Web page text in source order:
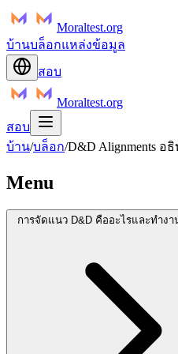
Moraltest.org
บ้านบล็อกแหล่งข้อมูล
สอบ
Moraltest.org
สอบ
บ้าน/บล็อก/D&D Alignments
Menu
การจัดแนว D&D คืออะไรและทำงา